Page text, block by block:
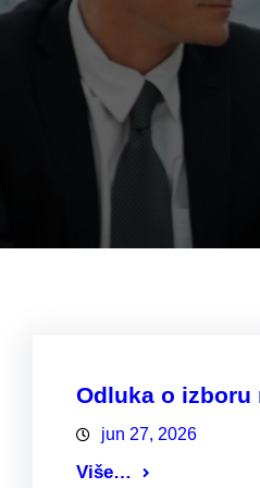
Odluka o
jun 27, 2026
Više…